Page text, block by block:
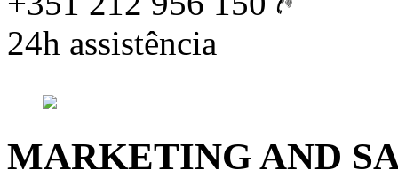
24h assistência
MARKETING AND